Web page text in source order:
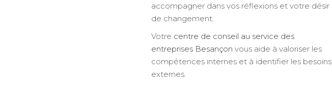
accompagner dans vos réflexions et votre désir
de changement.
Votre centre de conseil au service des
entreprises Besançon vous aide à valoriser les
compétences internes et à identifier les besoins
externes.